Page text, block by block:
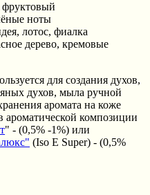
ноты
лотос, фиалка
дерево, кремовые
для создания духов,
духов, мыла ручной
аромата на коже
ароматической композиции
" - (0,5% -1%) или
(Iso E Super) - (0,5%